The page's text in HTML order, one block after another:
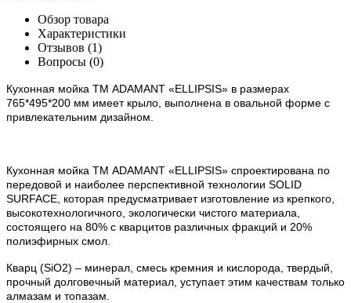
Обзор товара
Характеристики
Отзывов (1)
Вопросы (0)
Кухонная мойка ТМ ADAMANT «ELLIPSIS» в размерах
765*495*200 мм имеет крыло , выполнена в овальной форме с
привлекательним дизайном.
Кухонная мойка ТМ ADAMANT «ELLIPSIS» спроектирована по
передовой и наиболее перспективной технологии SOLID
SURFACE, которая предусматривает изготовление из крепкого,
высокотехнологичного, экологически чистого материала,
состоящего на 80% с кварцитов различных фракций и 20%
полиэфирных смол.
Кварц (SiO2) – минерал, смесь кремния и кислорода, твердый,
прочный долговечный материал, уступает этим качествам только
алмазам и топазам.